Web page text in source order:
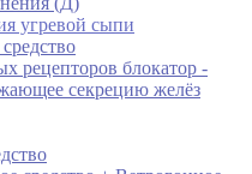
угревой сыпи
рецепторов блокатор -
секрецию желёз